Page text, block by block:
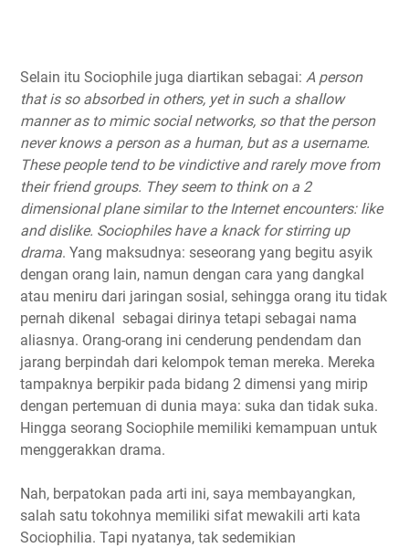
Selain itu Sociophile juga diartikan sebagai: A person
that is so absorbed in others, yet in such a shallow
manner as to mimic social networks, so that the person
never knows a person as a human, but as a username.
These people tend to be vindictive and rarely move from
their friend groups. They seem to think on a 2
dimensional plane similar to the Internet encounters: like
and dislike. Sociophiles have a knack for stirring up
drama. Yang maksudnya: seseorang yang begitu asyik
dengan orang lain, namun dengan cara yang dangkal
atau meniru dari jaringan sosial, sehingga orang itu tidak
pernah dikenal sebagai dirinya tetapi sebagai nama
aliasnya. Orang-orang ini cenderung pendendam dan
jarang berpindah dari kelompok teman mereka. Mereka
tampaknya berpikir pada bidang 2 dimensi yang mirip
dengan pertemuan di dunia maya: suka dan tidak suka.
Hingga seorang Sociophile memiliki kemampuan untuk
menggerakkan drama.
Nah, berpatokan pada arti ini, saya membayangkan,
salah satu tokohnya memiliki sifat mewakili arti kata
Sociophilia. Tapi nyatanya, tak sedemikian